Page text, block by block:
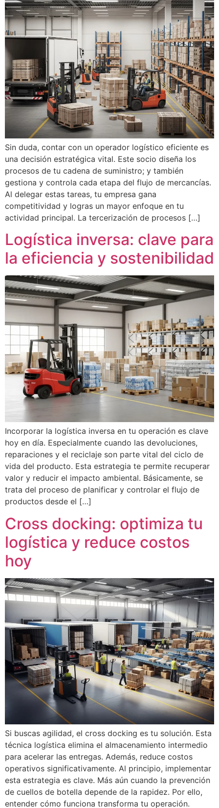
Sin duda, contar con un operador logístico eficiente es
una decisión estratégica vital. Este socio diseña los
procesos de tu cadena de suministro; y también
gestiona y controla cada etapa del flujo de mercancías.
Al delegar estas tareas, tu empresa gana
competitividad y logras un mayor enfoque en tu
actividad principal. La tercerización de procesos […]
Logística inversa: clave para
la eficiencia y sostenibilidad
Incorporar la logística inversa en tu operación es clave
hoy en día. Especialmente cuando las devoluciones,
reparaciones y el reciclaje son parte vital del ciclo de
vida del producto. Esta estrategia te permite recuperar
valor y reducir el impacto ambiental. Básicamente, se
trata del proceso de planificar y controlar el flujo de
productos desde el […]
Cross docking: optimiza tu
logística y reduce costos
hoy
Si buscas agilidad, el cross docking es tu solución. Esta
técnica logística elimina el almacenamiento intermedio
para acelerar las entregas. Además, reduce costos
operativos significativamente. Al principio, implementar
esta estrategia es clave. Más aún cuando la prevención
de cuellos de botella depende de la rapidez. Por ello,
entender cómo funciona transforma tu operación.